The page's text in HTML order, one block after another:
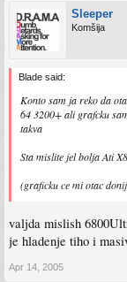
Sleeper
Komšija
Blade said:
Konto sam ja reko da
64 3200+ ali grafcku
takva
Sta mislite jel bolja Ati
(graficku ce mi otac
valjda mislish
je hladenje tiho i
Apr 14, 2005